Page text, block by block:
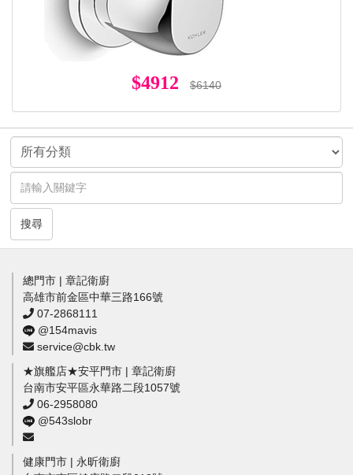
$4912 $6140
搜尋
總門市 | 章記衛廚
高雄市前金區中華三路166號
07-2868111
@154mavis
service@cbk.tw
★旗艦店★安平門市 | 章記衛廚
台南市安平區永華路二段1057號
06-2958080
@543slobr
健康門市 | 永昕衛廚